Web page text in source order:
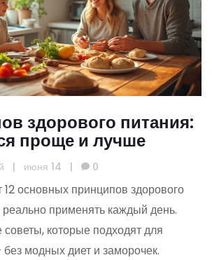
здорового питания:
проще и лучше
| июня 14 | 0
12 основных принципов здорового
применять каждый день.
которые подходят для
модных диет и заморочек.